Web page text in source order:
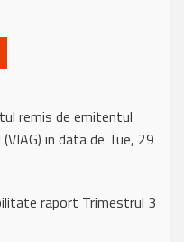
remis de emitentul
in data de Tue, 29
raport Trimestrul 3